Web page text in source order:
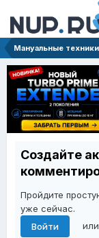
Мануальные
Создайте
Пройдите
уже сейчас.
Войти
или